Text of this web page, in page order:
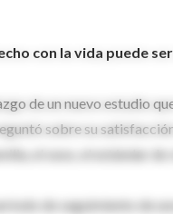
con la vida puede
de un nuevo estudio
sobre su
el sexo, el estándar de
de seguimiento de